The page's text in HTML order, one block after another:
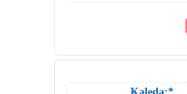
Kaleda:*